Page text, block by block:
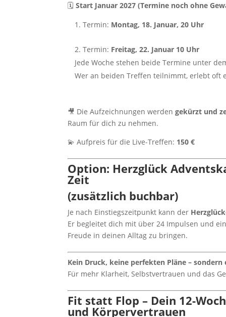
🗓Start Januar 2027 (Termine noch ohne
Termin: Montag, 18. Januar, 20 Uhr
Termin: Freitag, 22. Januar 10 Uhr
Jede Woche stehen beide Termine unter
Wer an beiden Treffen teilnimmt, erlebt
🎥 Die Aufzeichnungen werdengekürzt und
Raum für dich zu nehmen.
💫 Aufpreis für die Live-Treffen: 150 €
Option: Herzglück
Zeit
(zusätzlich buchbar)
Je nach Einstiegszeitpunkt kann der
Er begleitet dich mit über 24 Impulsen und
Freude in deinen Alltag zu bringen.
Kein Druck, keine perfekten Pläne –
Für mehr Klarheit, Selbstvertrauen und das
Fit statt Flop – Dein 12-
und Körpervertrauen